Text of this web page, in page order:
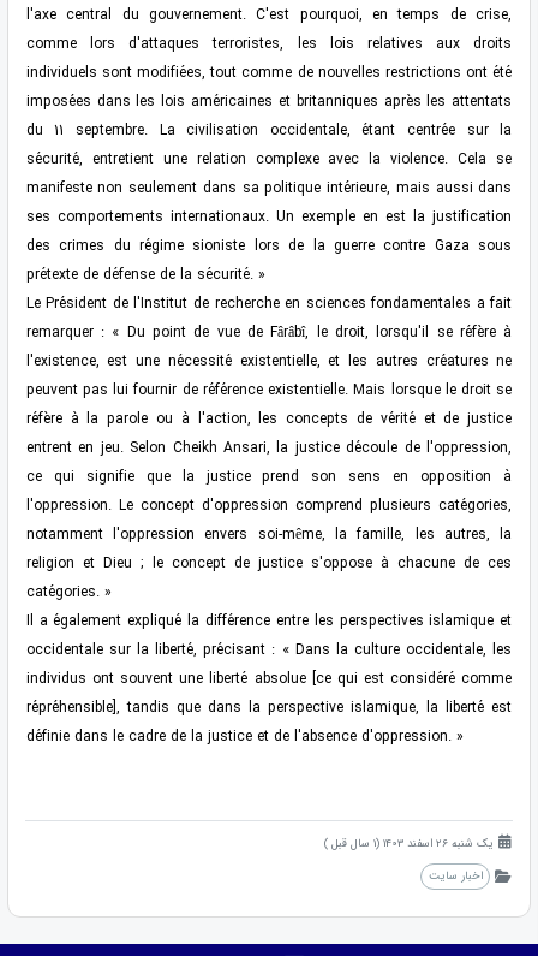
l'axe central du gouvernement. C'est pourquoi, en temps de crise,
comme lors d'attaques terroristes, les lois relatives aux droits
individuels sont modifiées, tout comme de nouvelles restrictions ont été
imposées dans les lois américaines et britanniques après les attentats
du 11 septembre. La civilisation occidentale, étant centrée sur la
sécurité, entretient une relation complexe avec la violence. Cela se
manifeste non seulement dans sa politique intérieure, mais aussi dans
ses comportements internationaux. Un exemple en est la justification
des crimes du régime sioniste lors de la guerre contre Gaza sous
prétexte de défense de la sécurité. »
Le Président de l'Institut de recherche en sciences fondamentales a fait
remarquer : « Du point de vue de Fârâbî, le droit, lorsqu'il se réfère à
l'existence, est une nécessité existentielle, et les autres créatures ne
peuvent pas lui fournir de référence existentielle. Mais lorsque le droit se
réfère à la parole ou à l'action, les concepts de vérité et de justice
entrent en jeu. Selon Cheikh Ansari, la justice découle de l'oppression,
ce qui signifie que la justice prend son sens en opposition à
l'oppression. Le concept d'oppression comprend plusieurs catégories,
notamment l'oppression envers soi-même, la famille, les autres, la
religion et Dieu ; le concept de justice s'oppose à chacune de ces
catégories. »
Il a également expliqué la différence entre les perspectives islamique et
occidentale sur la liberté, précisant : « Dans la culture occidentale, les
individus ont souvent une liberté absolue [ce qui est considéré comme
répréhensible], tandis que dans la perspective islamique, la liberté est
définie dans le cadre de la justice et de l'absence d'oppression. »
یک شنبه 26 اسفند 1403 (1 سال قبل )
اخبار سایت